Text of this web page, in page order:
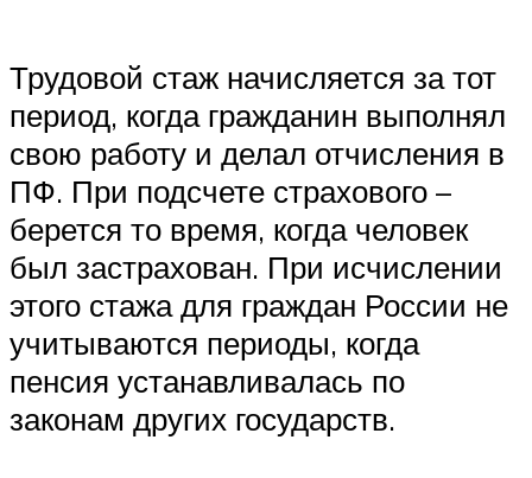
Трудовой стаж начисляется за тот
период, когда гражданин выполнял
свою работу и делал отчисления в
ПФ. При подсчете страхового –
берется то время, когда человек
был застрахован. При исчислении
этого стажа для граждан России не
учитываются периоды, когда
пенсия устанавливалась по
законам других государств.